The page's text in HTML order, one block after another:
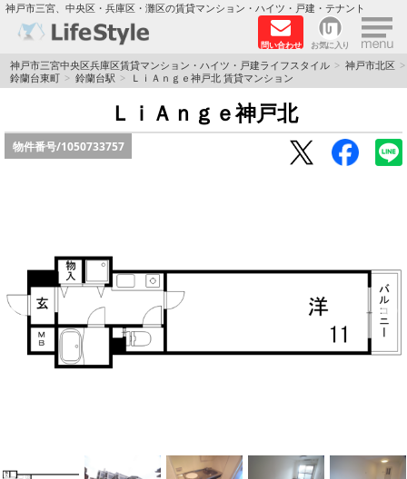
神戸市三宮、中央区・兵庫区・灘区の賃貸マンション・ハイツ・戸建・テナント
問い合わせ お気に入り ×
TOPページ
神戸の単身向けマンション特集
新築物件
高級賃貸
リノベーション物件
ペット飼育可能
神戸市三宮中央区兵庫区賃貸マンション・ハイツ・戸建ライフスタイル
神戸市北区
鈴蘭台東町
鈴蘭台駅 ＬｉＡｎｇｅ神戸北 賃貸マンション
ＬｉＡｎｇｅ神戸北
物件番号/1050733757